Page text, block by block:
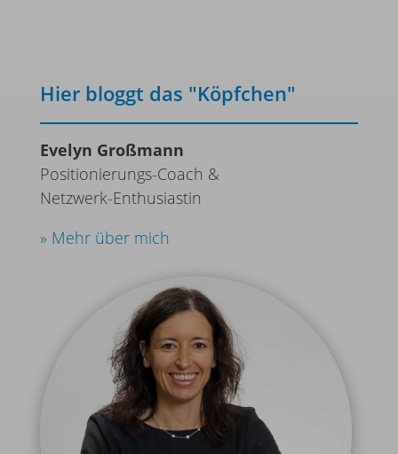
Hier bloggt das "Köpfchen"
Evelyn Großmann
Positionierungs-Coach &
Netzwerk-Enthusiastin
» Mehr über mich